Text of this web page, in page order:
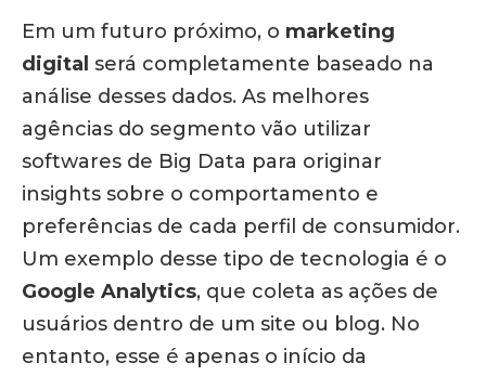
Em um futuro próximo, o marketing
digital será completamente baseado na
análise desses dados. As melhores
agências do segmento vão utilizar
softwares de Big Data para originar
insights sobre o comportamento e
preferências de cada perfil de consumidor.
Um exemplo desse tipo de tecnologia é o
Google Analytics, que coleta as ações de
usuários dentro de um site ou blog. No
entanto, esse é apenas o início da